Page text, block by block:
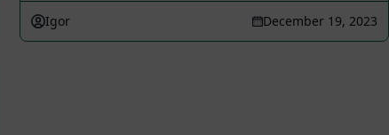
Igor December 19, 2023